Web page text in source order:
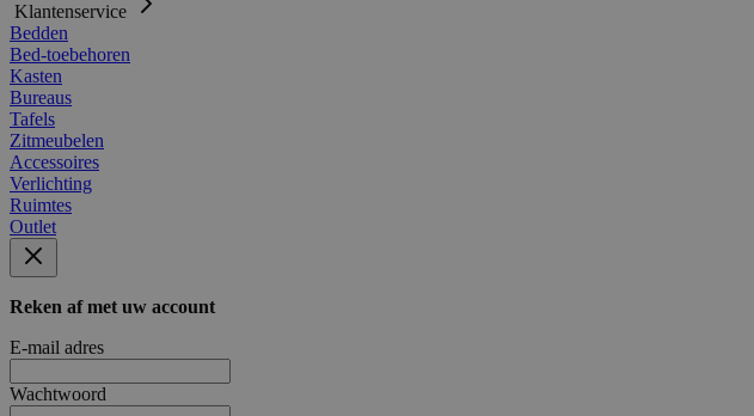
Klantenservice
Bedden
Bed-toebehoren
Kasten
Bureaus
Tafels
Zitmeubelen
Accessoires
Verlichting
Ruimtes
Outlet
Reken af met uw account
E-mail adres
Wachtwoord